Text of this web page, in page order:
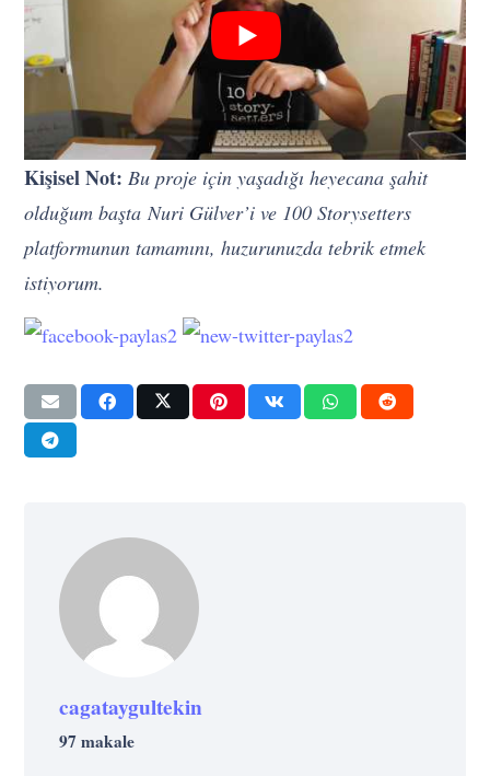
Kişisel Not: Bu proje için yaşadığı heyecana şahit
olduğum başta Nuri Gülver’i ve 100 Storysetters
platformunun tamamını, huzurunuzda tebrik etmek
istiyorum.
cagataygultekin
97 makale